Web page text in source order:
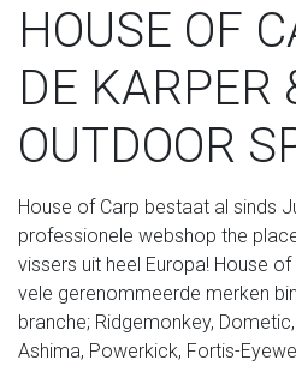
HOUSE OF
DE KARPER
OUTDOOR
House of Carp bestaat al sinds
professionele webshop the
vissers uit heel Europa! House
vele gerenommeerde merken
branche; Ridgemonkey,
Ashima, Powerkick, Fortis-